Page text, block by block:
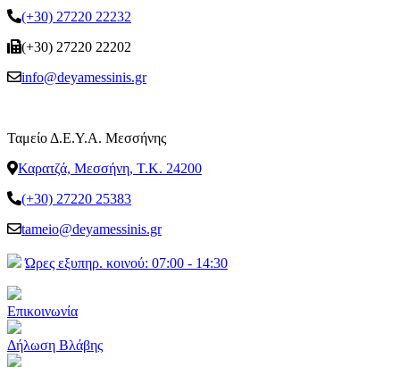
(+30) 27220 22232
(+30) 27220 22202
info@deyamessinis.gr
Ταμείο Δ.Ε.Υ.Α. Μεσσήνης
Καρατζά, Μεσσήνη, Τ.Κ. 24200
(+30) 27220 25383
tameio@deyamessinis.gr
Ώρες εξυπηρ. κοινού: 07:00 - 14:30
Επικοινωνία
Δήλωση Βλάβης